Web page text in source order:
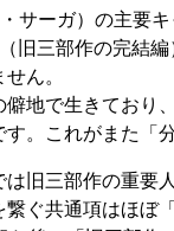
サーガ）の主要
旧三部作の完結
ん。
地で生きてお
。これがまた「
旧三部作の重
ぐ共通項はほ